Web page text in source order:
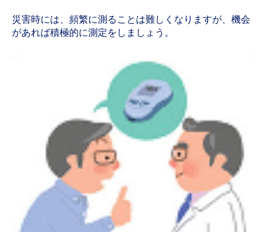
災害時には、頻繁に測ることは難しくなりますが、機会
があれば積極的に測定をしましょう。